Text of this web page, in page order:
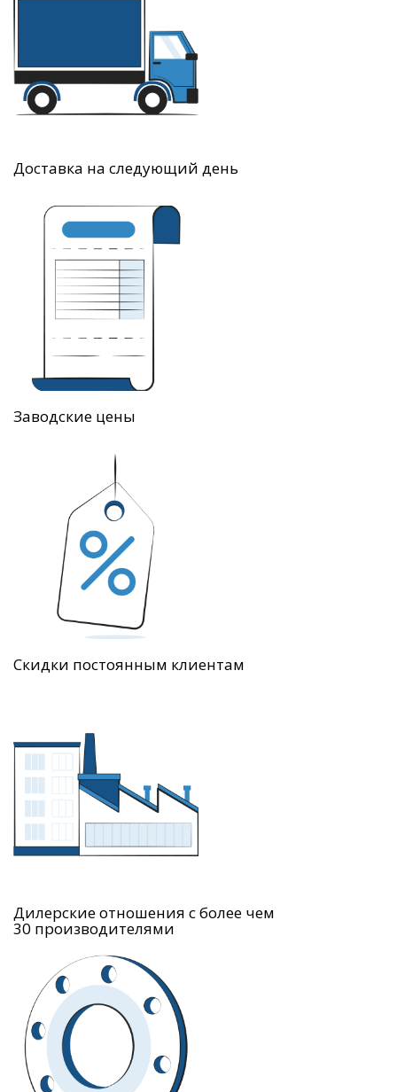
Доставка на следующий день
Заводские цены
Скидки постоянным клиентам
Дилерские отношения с более чем
30 производителями